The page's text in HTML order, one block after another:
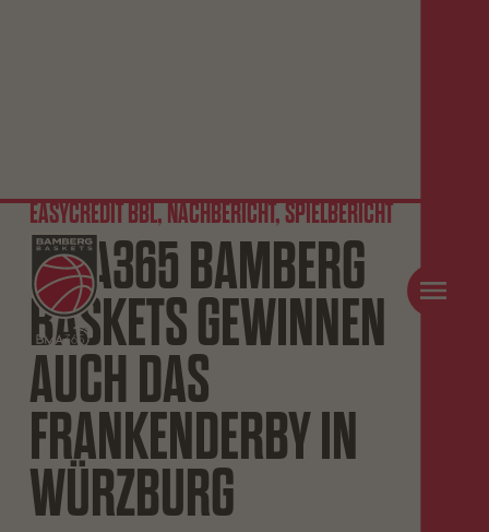
EASYCREDIT BBL, NACHBERICHT, SPIELBERICHT
BMA365 BAMBERG
BASKETS GEWINNEN
AUCH DAS
FRANKENDERBY IN
WÜRZBURG